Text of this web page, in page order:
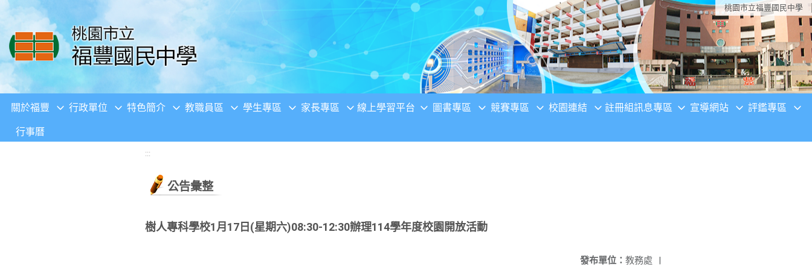
移至網頁之主要內容區位置 桃園市立福豐國民中學
關於福豐 行政單位 特色簡介 教職員區 學生專區 家長專區 線上學習平台 圖書專區 競賽專區 校園連結 註冊組訊息專區 宣導網站 評鑑專區
行事曆
:::
公告彙整
樹人專科學校1月17日(星期六)08:30-12:30辦理114學年度校園開放活動
發布單位： 教務處 |